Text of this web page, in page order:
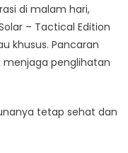
di malam hari,
– Tactical Edition
khusus. Pancaran
penglihatan
tetap sehat dan